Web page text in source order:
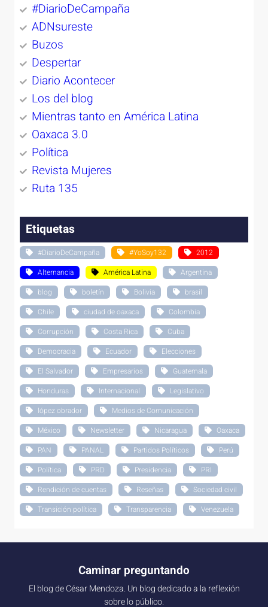
#DiarioDeCampaña
ADNsureste
Buzos
Despertar
Diario Acontecer
Los del blog
Mientras tanto en América Latina
Oaxaca 3.0
Política
Revista Mujeres
Ruta 135
Etiquetas
#DiarioDeCampaña #YoSoy132
2012
Alternancia
América Latina
Argentina
blog
boletín Bolivia
brasil
Chile
ciudad de oaxaca
Colombia
Corrupción
Costa Rica
Cuba
Democracia
Ecuador
Elecciones
El Salvador
Empresarios
Guatemala
Honduras
Internacional
Legislativo
lópez obrador
Medios de Comunicación
México
Newsletter Nicaragua
Oaxaca
PAN
PANAL Partidos Políticos
Perú
Política
PRD Presidencia
PRI
Rendición de cuentas
Reseñas
Sociedad civil
Transición política
Transparencia Venezuela
Caminar preguntando
El blog de César Mendoza. Un blog dedicado a la reflexión
sobre lo público.